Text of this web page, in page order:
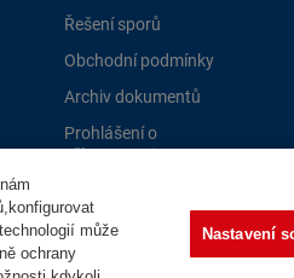
Řešení sporů
Obchodní podmínky
Archiv dokumentů
Prohlášení o
přístupnosti
může
ochrany
Nastavení